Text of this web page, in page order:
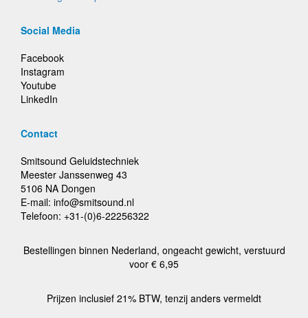
Social Media
Facebook
Instagram
Youtube
LinkedIn
Contact
Smitsound Geluidstechniek
Meester Janssenweg 43
5106 NA Dongen
E-mail: info@smitsound.nl
Telefoon: +31-(0)6-22256322
Bestellingen binnen Nederland, ongeacht gewicht, verstuurd
voor € 6,95
Prijzen inclusief 21% BTW, tenzij anders vermeldt